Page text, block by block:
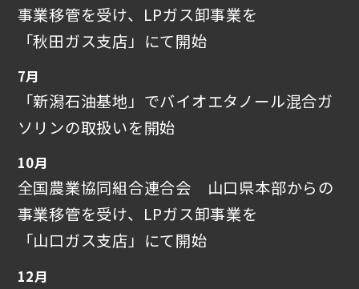
事業移管を受け、LPガス卸事業を
「秋田ガス支店」にて開始
7月
「新潟石油基地」でバイオエタノール混合ガ
ソリンの取扱いを開始
10月
全国農業協同組合連合会 山口県本部からの
事業移管を受け、LPガス卸事業を
「山口ガス支店」にて開始
12月